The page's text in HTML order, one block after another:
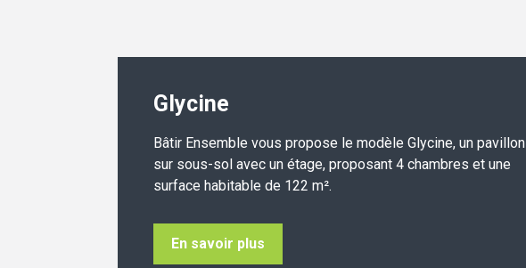
Glycine
Bâtir Ensemble vous propose le modèle Glycine, un pavillon
sur sous-sol avec un étage, proposant 4 chambres et une
surface habitable de 122 m².
En savoir plus